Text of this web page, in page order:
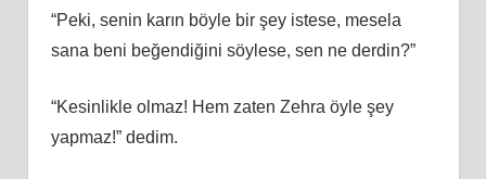
“Peki, senin karın böyle bir şey istese, mesela
sana beni beğendiğini söylese, sen ne derdin?”
“Kesinlikle olmaz! Hem zaten Zehra öyle şey
yapmaz!” dedim.